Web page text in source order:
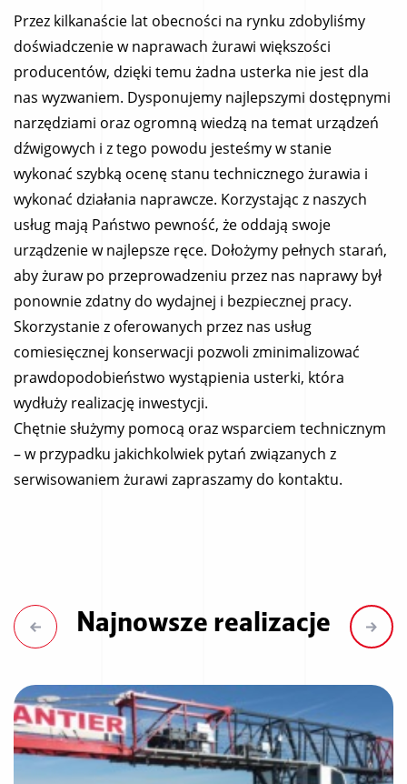
Przez kilkanaście lat obecności na rynku zdobyliśmy
doświadczenie w naprawach żurawi większości
producentów, dzięki temu żadna usterka nie jest dla
nas wyzwaniem. Dysponujemy najlepszymi dostępnymi
narzędziami oraz ogromną wiedzą na temat urządzeń
dźwigowych i z tego powodu jesteśmy w stanie
wykonać szybką ocenę stanu technicznego żurawia i
wykonać działania naprawcze. Korzystając z naszych
usług mają Państwo pewność, że oddają swoje
urządzenie w najlepsze ręce. Dołożymy pełnych starań,
aby żuraw po przeprowadzeniu przez nas naprawy był
ponownie zdatny do wydajnej i bezpiecznej pracy.
Skorzystanie z oferowanych przez nas usług
comiesięcznej konserwacji pozwoli zminimalizować
prawdopodobieństwo wystąpienia usterki, która
wydłuży realizację inwestycji.
Chętnie służymy pomocą oraz wsparciem technicznym
– w przypadku jakichkolwiek pytań związanych z
serwisowaniem żurawi zapraszamy do kontaktu.
Najnowsze realizacje